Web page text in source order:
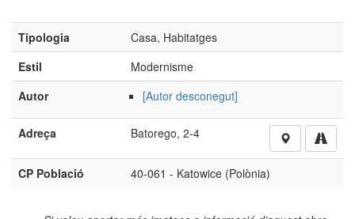
Tipologia
Casa, Habitatges
Estil
Modernisme
Autor
[Autor desconegut]
Adreça Batorego, 2-4